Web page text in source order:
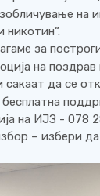
на
никотин“.
за
на
сакаат да се
на ИЈЗ - 078
– избери